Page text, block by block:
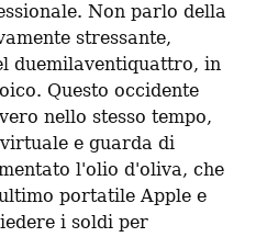
Non parlo della
stressante,
duemilaventiquattro, in
Questo occidente
nello stesso tempo,
e guarda di
l'olio d'oliva, che
portatile Apple e
i soldi per